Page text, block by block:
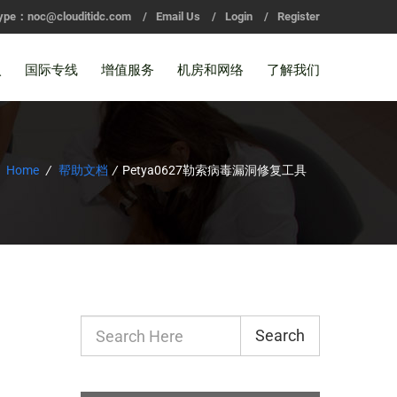
：noc@clouditidc.com / Email Us / Login / Register
国际专线 增值服务 机房和网络 了解我们
Home / 帮助文档 / Petya0627勒索病毒漏洞修复工具
Search